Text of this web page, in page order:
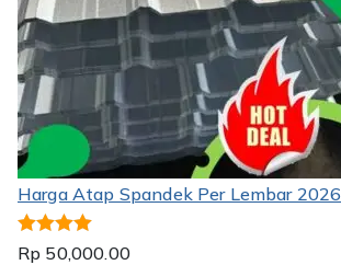
Harga Atap Spandek Per Lembar 2026
Dinilai 5.00
Rp 50,000.00